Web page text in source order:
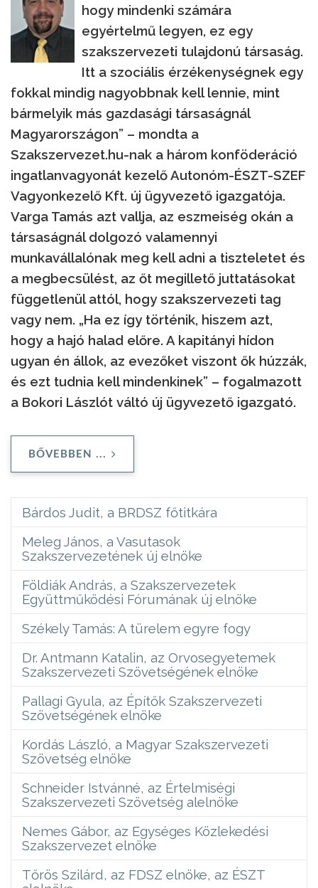
hogy mindenki számára
egyértelmű legyen, ez egy
szakszervezeti tulajdonú társaság.
Itt a szociális érzékenységnek egy
fokkal mindig nagyobbnak kell lennie, mint
bármelyik más gazdasági társaságnál
Magyarországon” – mondta a
Szakszervezet.hu-nak a három konföderáció
ingatlanvagyonát kezelő Autonóm-ÉSZT-SZEF
Vagyonkezelő Kft. új ügyvezető igazgatója.
Varga Tamás azt vallja, az eszmeiség okán a
társaságnál dolgozó valamennyi
munkavállalónak meg kell adni a tiszteletet és
a megbecsülést, az őt megillető juttatásokat
függetlenül attól, hogy szakszervezeti tag
vagy nem. „Ha ez így történik, hiszem azt,
hogy a hajó halad előre. A kapitányi hídon
ugyan én állok, az evezőket viszont ők húzzák,
és ezt tudnia kell mindenkinek” – fogalmazott
a Bokori Lászlót váltó új ügyvezető igazgató.
BŐVEBBEN ...
Bárdos Judit, a BRDSZ főtitkára
Meleg János, a Vasutasok
Szakszervezetének új elnöke
Földiák András, a Szakszervezetek
Együttműködési Fórumának új elnöke
Székely Tamás: A türelem egyre fogy
Dr. Antmann Katalin, az Orvosegyetemek
Szakszervezeti Szövetségének elnöke
Pallagi Gyula, az Építők Szakszervezeti
Szövetségének elnöke
Kordás László, a Magyar Szakszervezeti
Szövetség elnöke
Schneider Istvánné, az Értelmiségi
Szakszervezeti Szövetség alelnöke
Nemes Gábor, az Egységes Közlekedési
Szakszervezet elnöke
Tőrös Szilárd, az FDSZ elnöke, az ÉSZT